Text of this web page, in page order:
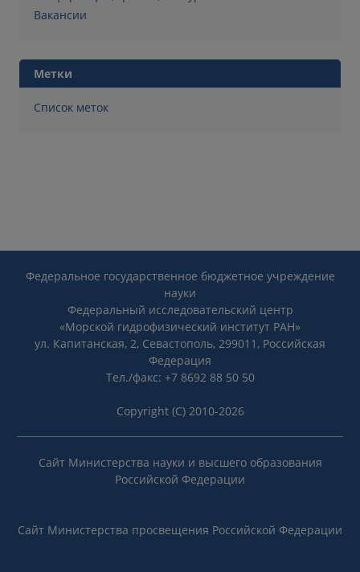
Вакансии
Метки
Список меток
Федеральное государственное бюджетное учреждение
науки
Федеральный исследовательский центр
«Морской гидрофизический институт РАН»
ул. Капитанская, 2, Севастополь, 299011, Российская
Федерация
Тел./факс: +7 8692 88 50 50
Copyright (C) 2010-2026
Сайт Министерства науки и высшего образования
Российской Федерации
Сайт Министерства просвещения Российской Федерации